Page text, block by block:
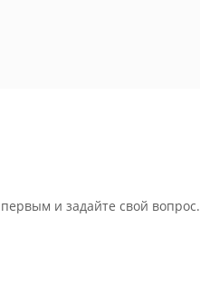
и задайте свой вопрос.